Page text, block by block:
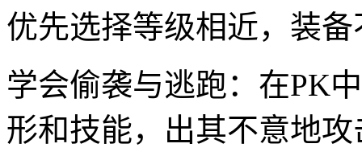
优先选择等级相近，装
学会偷袭与逃跑：在PK
形和技能，出其不意地